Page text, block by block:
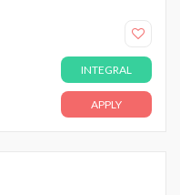
INTEGRAL
APPLY